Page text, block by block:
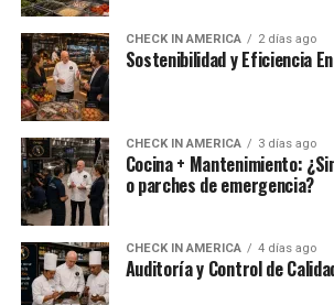
CHECK IN AMERICA 2 días ago
Sostenibilidad y Eficiencia
CHECK IN AMERICA 3 días ago
Cocina + Mantenimiento:
o parches de emergencia?
CHECK IN AMERICA 4 días ago
Auditoría y Control de